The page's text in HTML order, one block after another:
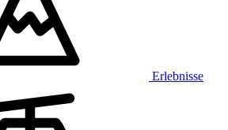
Erlebnisse